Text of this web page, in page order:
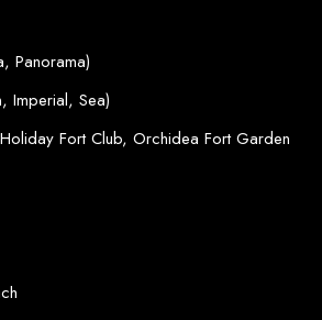
Panorama)
Imperial, Sea)
Fort Club, Orchidea Fort Garden